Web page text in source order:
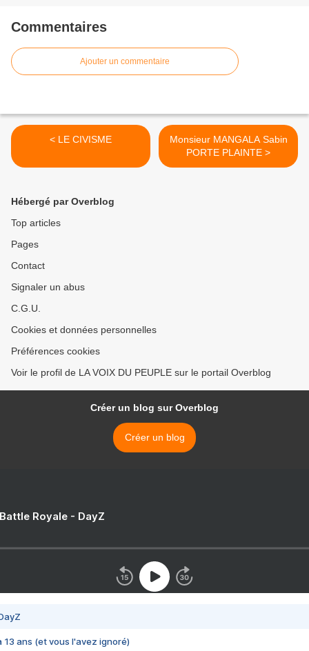
Commentaires
Ajouter un commentaire
< LE CIVISME
Monsieur MANGALA Sabin
PORTE PLAINTE >
Hébergé par Overblog
Top articles
Pages
Contact
Signaler un abus
C.G.U.
Cookies et données personnelles
Préférences cookies
Voir le profil de LA VOIX DU PEUPLE sur le portail Overblog
Créer un blog sur Overblog
Créer un blog
Royale - DayZ
13 ans (et vous l'avez ignoré)